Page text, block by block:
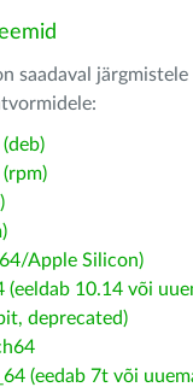
saadaval järgmistele
Apple Silicon)
(eeldab 10.14 või
deprecated)
(eedab 7t või